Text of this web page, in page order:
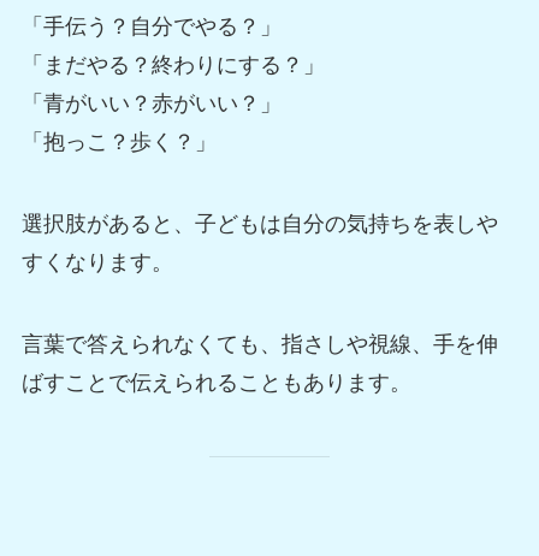
「手伝う？自分でやる？」
「まだやる？終わりにする？」
「青がいい？赤がいい？」
「抱っこ？歩く？」
選択肢があると、子どもは自分の気持ちを表しや
すくなります。
言葉で答えられなくても、指さしや視線、手を伸
ばすことで伝えられることもあります。